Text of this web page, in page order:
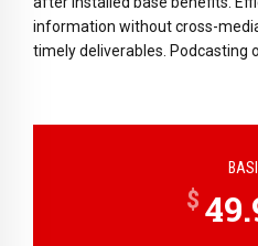
information without cross-
timely deliverables. Podcasting
$